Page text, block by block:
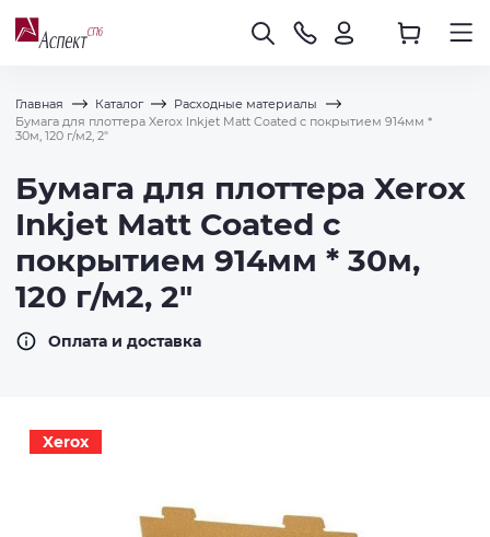
Главная Каталог
Расходные материалы
Бумага для плоттера Xerox Inkjet Matt Coated с покрытием 914мм *
30м, 120 г/м2, 2"
Бумага для плоттера Xerox
Inkjet Matt Coated с
покрытием 914мм * 30м,
120 г/м2, 2"
Оплата и доставка
Xerox